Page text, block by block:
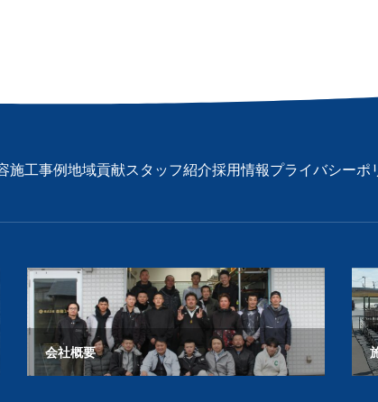
施工事例地域貢献スタッフ紹介採用情報プライバシーポ
会社概要